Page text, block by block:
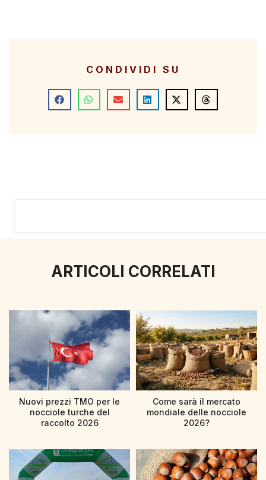
CONDIVIDI SU
ARTICOLI CORRELATI
Nuovi prezzi TMO per le
nocciole turche del
raccolto 2026
Come sarà il mercato
mondiale delle nocciole
2026?